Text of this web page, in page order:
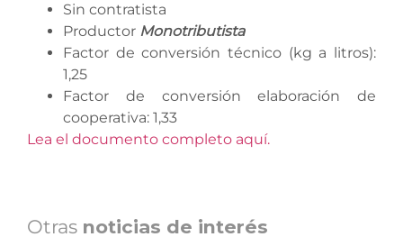
Sin contratista
Productor Monotributista
Factor de conversión técnico (kg a litros):
1,25
Factor de conversión elaboración de
cooperativa: 1,33
Lea el documento completo aquí.
Otras noticias de interés